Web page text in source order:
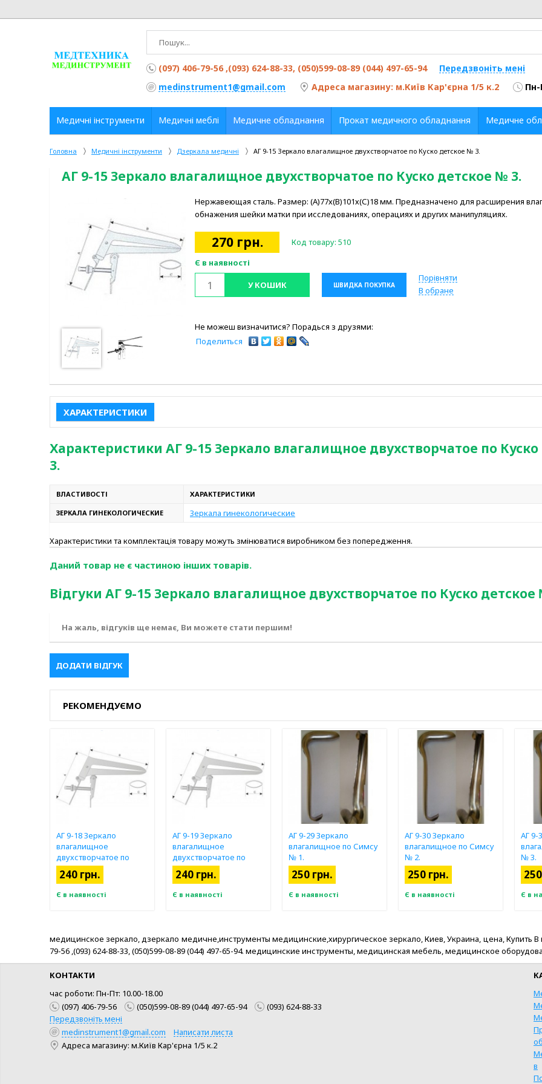
Головна Медичні інструменти Дзеркала медичні АГ 9-15 Зеркало влагалищное двухстворчатое по Куско детское № 3.
АГ 9-15 Зеркало влагалищное двухстворчатое по Куско детское № 3.
Нержавеющая сталь. Размер: (А)77х(В)101х(С)18 мм. Предназначено для расширения
обнажения шейки матки при исследованиях, операциях и других манипуляциях.
270 грн. Код товару: 510
Є в наявності
У КОШИК ШВИДКА ПОКУПКА
Порівняти
В обране
Не можеш визначитися? Порадься з друзями:
Поделиться
ХАРАКТЕРИСТИКИ
Характеристики АГ 9-15 Зеркало влагалищное двухстворчатое по
3.
ВЛАСТИВОСТІ ХАРАКТЕРИСТИКИ
ЗЕРКАЛА ГИНЕКОЛОГИЧЕСКИЕ Зеркала гинекологические
Характеристики та комплектація товару можуть змінюватися виробником без попередження.
Даний товар не є частиною інших товарів.
Відгуки АГ 9-15 Зеркало влагалищное двухстворчатое по Куско детское
На жаль, відгуків ще немає, Ви можете стати першим!
ДОДАТИ ВІДГУК
РЕКОМЕНДУЄМО
АГ 9-18 Зеркало
влагалищное
двухстворчатое по
Куско № 2.
240 грн.
Є в наявності
АГ 9-19 Зеркало
влагалищное
двухстворчатое по
Куско № 3.
240 грн.
Є в наявності
АГ 9-29 Зеркало
влагалищное по Симсу
№ 1.
250 грн.
Є в наявності
АГ 9-30 Зеркало
влагалищное по Симсу
№ 2.
250 грн.
Є в наявності
АГ 9-
№ 3.
Є в
медицинское зеркало, дзеркало медичне,инструменты медицинские,хирургическое зеркало, Киев, Украина, цена, Купить В
79-56 ,(093) 624-88-33, (050)599-08-89 (044) 497-65-94. медицинские инструменты, медицинская мебель, медицинское
(097) 406-79-56 ,(093) 624-88-33, (050)599-08-89 (044) 497-65-94
Передзвоніть мені
medinstrument1@gmail.com
Адреса магазину: м.Київ Кар'єрна 1/5 к.2 Пн-
Медичні інструменти Медичні меблі Медичне обладнання Прокат медичного обладнання Медичне
КОНТАКТИ
час роботи: Пн-Пт: 10.00-18.00
(097) 406-79-56
(050)599-08-89 (044) 497-65-94
(093) 624-88-33
Передзвоніть мені
medinstrument1@gmail.com
Написати листа
Адреса магазину: м.Київ Кар'єрна 1/5 к.2
в